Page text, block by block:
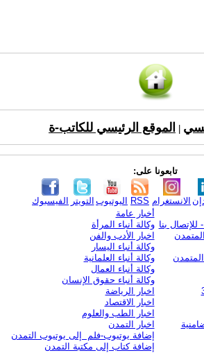
الموقع الرئيسي للكاتب-ة
تابعونا على:
الفيسبوك التويتر اليوتيوب RSS الانستغرام
للإتصال بنا
أخبار عامة
وكالة أنباء المرأة
اخبار الأدب والفن
وكالة أنباء اليسار
وكالة أنباء العلمانية
وكالة أنباء العمال
وكالة أنباء حقوق الإنسان
اخبار الرياضة
اخبار الاقتصاد
اخبار الطب والعلوم
اخبار التمدن
إضافة يوتيوب-فلم إلى يوتيوب التمدن
إضافة كتاب إلى مكتبة التمدن